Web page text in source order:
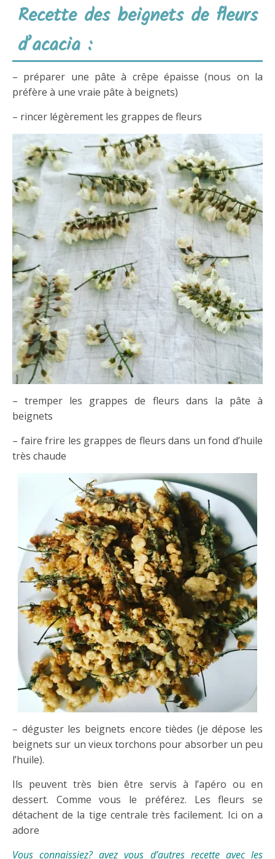
Recette des beignets de fleurs
d’acacia :
– préparer une pâte à crêpe épaisse (nous on la
préfère à une vraie pâte à beignets)
– rincer légèrement les grappes de fleurs
– tremper les grappes de fleurs dans la pâte à
beignets
– faire frire les grappes de fleurs dans un fond d’huile
très chaude
– déguster les beignets encore tièdes (je dépose les
beignets sur un vieux torchons pour absorber un peu
l’huile).
Ils peuvent très bien être servis à l’apéro ou en
dessert. Comme vous le préférez. Les fleurs se
détachent de la tige centrale très facilement. Ici on a
adore
Vous connaissiez? avez vous d’autres recette avec les